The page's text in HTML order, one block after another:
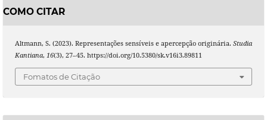
COMO CITAR
Altmann, S. (2023). Representações sensíveis e apercepção originária. Studia
Kantiana, 16(3), 27–45. https://doi.org/10.5380/sk.v16i3.89811
Fomatos de Citação